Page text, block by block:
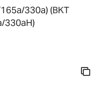
330a) (BKT
330aH)